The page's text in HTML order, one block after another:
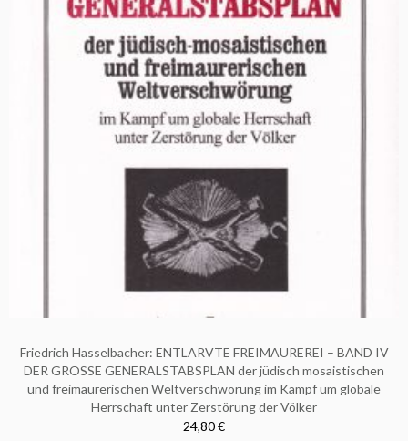
Friedrich Hasselbacher: ENTLARVTE FREIMAUREREI – BAND IV
DER GROSSE GENERALSTABSPLAN der jüdisch mosaistischen
und freimaurerischen Weltverschwörung im Kampf um globale
Herrschaft unter Zerstörung der Völker
24,80 €